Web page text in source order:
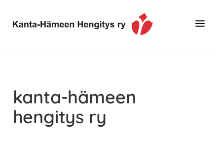
pääsisältöön
alatunnisteeseen
Hengitys
ry
erityisesti
jos
sinua
koskettaa
kanta-hämeen
hengitys ry